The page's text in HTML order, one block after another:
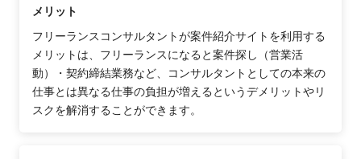
メリット
フリーランスコンサルタントが案件紹介サイトを利用する
メリットは、フリーランスになると案件探し（営業活
動）・契約締結業務など、コンサルタントとしての本来の
仕事とは異なる仕事の負担が増えるというデメリットやリ
スクを解消することができます。